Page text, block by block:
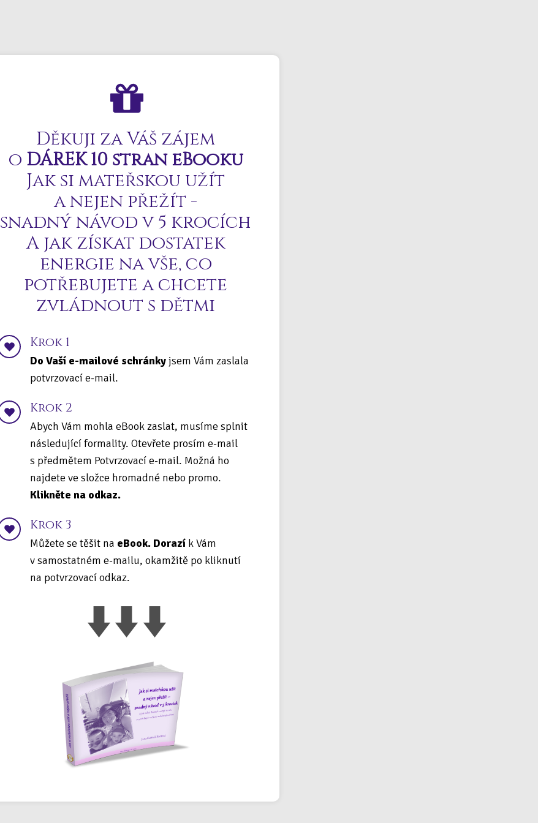
Děkuji za Váš zájem
o DÁREK 10 stran eBooku
Jak si mateřskou užít
a nejen přežít -
snadný návod v 5 krocích
A jak získat dostatek
energie na vše, co
potřebujete a chcete
zvládnout s dětmi
Krok 1
Do Vaší e-mailové schránkyjsem Vám zaslala
potvrzovací e-mail.
Krok 2
Abych Vám mohla eBook zaslat, musíme splnit
následující formality. Otevřete prosím e-mail
s předmětem Potvrzovací e-mail. Možná ho
najdete ve složce hromadné nebo promo.
Klikněte na odkaz.
Krok 3
Můžete se těšit na eBook. Dorazí k Vám
v samostatném e-mailu, okamžitě po kliknutí
na potvrzovací odkaz.